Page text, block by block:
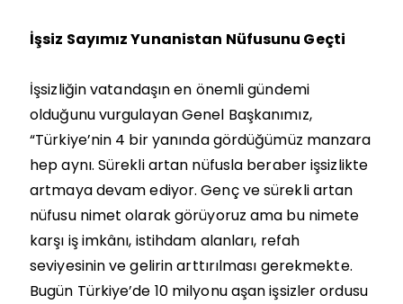
İşsiz Sayımız Yunanistan Nüfusunu Geçti
İşsizliğin vatandaşın en önemli gündemi
olduğunu vurgulayan Genel Başkanımız,
“Türkiye’nin 4 bir yanında gördüğümüz manzara
hep aynı. Sürekli artan nüfusla beraber işsizlikte
artmaya devam ediyor. Genç ve sürekli artan
nüfusu nimet olarak görüyoruz ama bu nimete
karşı iş imkânı, istihdam alanları, refah
seviyesinin ve gelirin arttırılması gerekmekte.
Bugün Türkiye’de 10 milyonu aşan işsizler ordusu